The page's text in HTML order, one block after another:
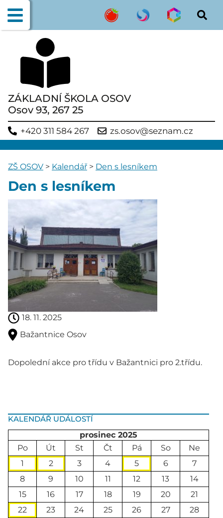
ZÁKLADNÍ ŠKOLA OSOV
Osov 93, 267 25
+420 311 584 267 zs.osov@seznam.cz
KALENDÁŘ UDÁLOSTÍ
prosinec 2025
Po
Út St Čt Pá So
Ne
1
2 3 4 5 6
7
8
9 10 11 12 13
14
15
16 17 18 19 20
21
22
23 24 25 26 27
28
ZŠ OSOV > Kalendář > Den s lesníkem
Den s lesníkem
18. 11. 2025
Bažantnice Osov
Dopolední akce pro třídu v Bažantnici pro 2.třídu.